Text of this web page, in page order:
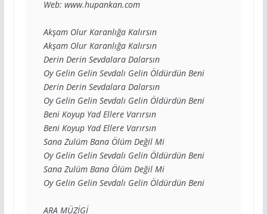
Web: www.hupankan.com
Akşam Olur Karanlığa Kalırsın
Akşam Olur Karanlığa Kalırsın
Derin Derin Sevdalara Dalarsın
Oy Gelin Gelin Sevdalı Gelin Öldürdün Beni
Derin Derin Sevdalara Dalarsın
Oy Gelin Gelin Sevdalı Gelin Öldürdün Beni
Beni Koyup Yad Ellere Varırsın
Beni Koyup Yad Ellere Varırsın
Sana Zulüm Bana Ölüm Değil Mi
Oy Gelin Gelin Sevdalı Gelin Öldürdün Beni
Sana Zulüm Bana Ölüm Değil Mi
Oy Gelin Gelin Sevdalı Gelin Öldürdün Beni
ARA MÜZİGİ